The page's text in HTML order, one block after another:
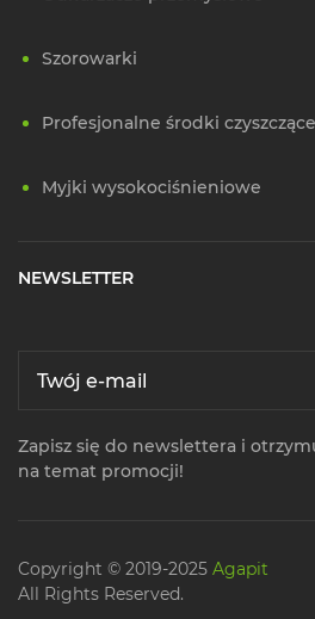
Szorowarki
Profesjonalne środki
Myjki wysokociśnieniowe
NEWSLETTER
Zapisz się do newslettera i
na temat promocji!
Copyright © 2019-2025 Agapit
All Rights Reserved.